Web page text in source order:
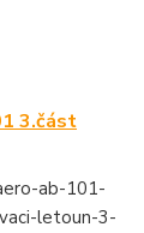
3.část
ab-101-
letoun-3-